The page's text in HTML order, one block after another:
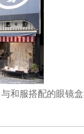
和服搭配的眼镜